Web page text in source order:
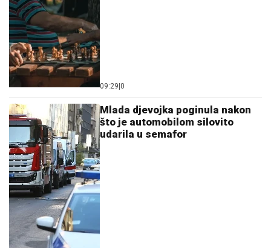
09:29|0
Mlada djevojka poginula nakon
što je automobilom silovito
udarila u semafor